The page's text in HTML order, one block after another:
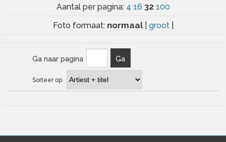
Aantal per pagina: 4 16 32 100
Foto formaat: normaal groot
Ga naar pagina Ga
Sorteer op